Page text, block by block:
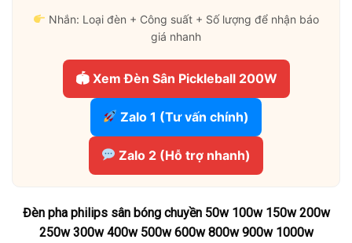
Nhắn: Loại đèn + Công suất + Số lượng để nhận báo
giá nhanh
🏟 Xem Đèn Sân Pickleball 200W
Zalo 1 (Tư vấn chính)
Zalo 2 (Hỗ trợ nhanh)
Đèn pha philips sân bóng chuyền 50w 100w 150w 200w
250w 300w 400w 500w 600w 800w 900w 1000w